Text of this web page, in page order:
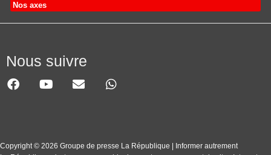
Nos axes
Nous suivre
Copyright © 2026 Groupe de presse La République | Informer autrement